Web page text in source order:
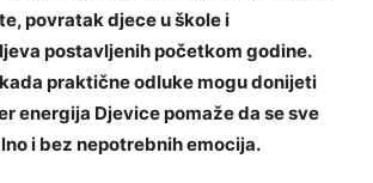
povratak djece u škole i
postavljenih početkom godine.
praktične odluke mogu donijeti
energija Djevice pomaže da se sve
i bez nepotrebnih emocija.